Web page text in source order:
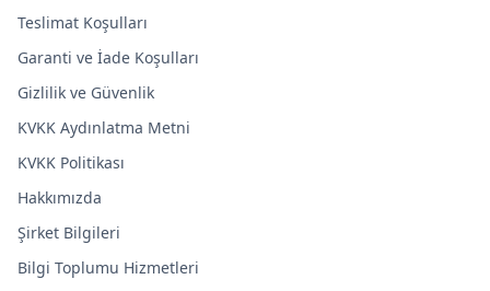
Teslimat Koşulları
Garanti ve İade Koşulları
Gizlilik ve Güvenlik
KVKK Aydınlatma Metni
KVKK Politikası
Hakkımızda
Şirket Bilgileri
Bilgi Toplumu Hizmetleri